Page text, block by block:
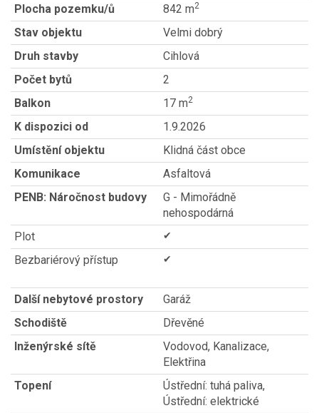
Plocha pozemku/ů 842 m2
Stav objektu
Velmi dobrý
Druh stavby
Cihlová
Počet bytů
2
Balkon
17 m2
K dispozici od
1.9.2026
Umístění objektu
Klidná část obce
Komunikace
Asfaltová
PENB: Náročnost budovy
G - Mimořádně
nehospodárná
Plot
✔
Bezbariérový přístup ✔
Další nebytové prostory
Garáž
Schodiště
Dřevěné
Inženýrské sítě
Vodovod, Kanalizace,
Elektřina
Topení
Ústřední: tuhá paliva,
Ústřední: elektrické